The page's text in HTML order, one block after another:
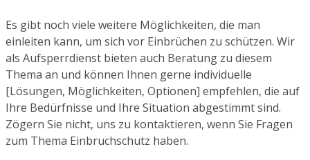
Es gibt noch viele weitere Möglichkeiten, die man
einleiten kann, um sich vor Einbrüchen zu schützen. Wir
als Aufsperrdienst bieten auch Beratung zu diesem
Thema an und können Ihnen gerne individuelle
[Lösungen, Möglichkeiten, Optionen] empfehlen, die auf
Ihre Bedürfnisse und Ihre Situation abgestimmt sind.
Zögern Sie nicht, uns zu kontaktieren, wenn Sie Fragen
zum Thema Einbruchschutz haben.